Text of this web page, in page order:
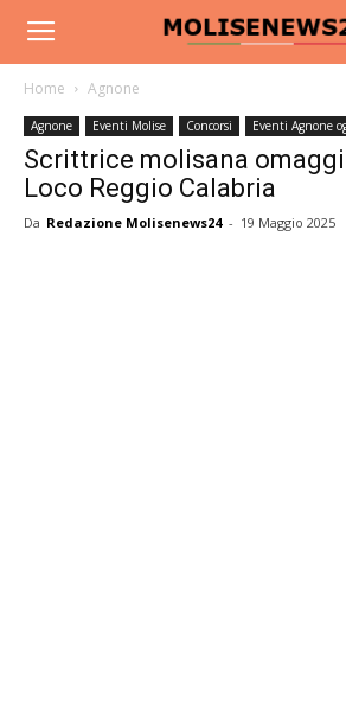
Home Agnone
Agnone Eventi Molise Concorsi Eventi Agnone
Scrittrice molisana
Loco Reggio Calabria
Da Redazione Molisenews24 - 19 Maggio 2025